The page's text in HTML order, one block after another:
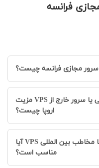
سرور مجازی فرانسه چیست؟
مزیت VPS فرانسه نسبت به هاست اشتراکی یا سرور خارج از
اروپا چیست؟
آیا VPS فرانسه برای کسب وکارهایی با مخاطب بین المللی
مناسب است؟